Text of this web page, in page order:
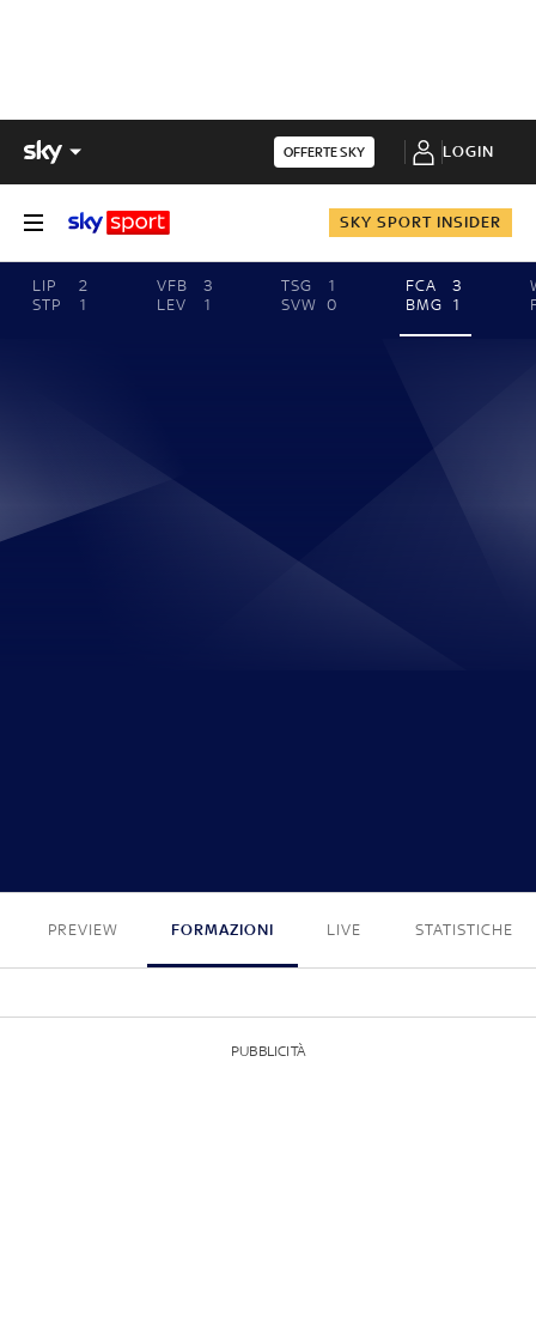
OFFERTE SKY LOGIN
SKY SPORT INSIDER
LIP
2
STP
1
VFB
3
LEV
1
TSG
1
SVW 0
FCA
3
BMG
1
PREVIEW FORMAZIONI LIVE STATISTICHE
PUBBLICITÀ